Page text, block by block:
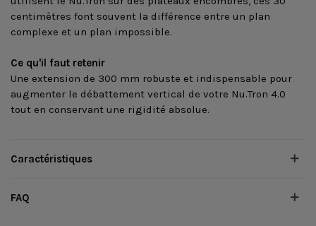
centimètres font souvent la différence entre un plan
complexe et un plan impossible.
Ce qu'il faut retenir
Une extension de 300 mm robuste et indispensable pour
augmenter le débattement vertical de votre Nu.Tron 4.0
tout en conservant une rigidité absolue.
Caractéristiques
FAQ